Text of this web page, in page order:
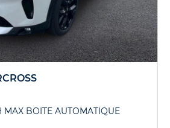
MAX BOITE AUTOMATIQUE